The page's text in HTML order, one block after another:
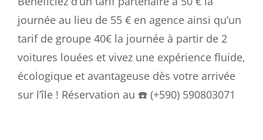
journée au lieu de 55 € en agence ainsi qu’un
tarif de groupe 40€ la journée à partir de 2
voitures louées et vivez une expérience fluide,
écologique et avantageuse dès votre arrivée
sur l’île ! Réservation au ☎️ (+590) 590803071